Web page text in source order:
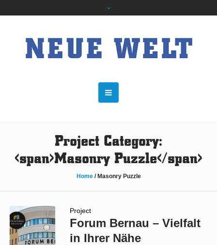
Project Category:
<span>Masonry Puzzle</span>
Home /Masonry Puzzle
Project
Forum Bernau – Vielfalt
in Ihrer Nähe